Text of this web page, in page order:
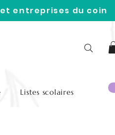
entreprises du coin
Listes scolaires